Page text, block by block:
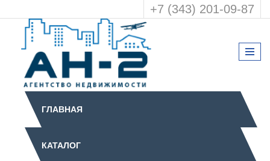
+7 (343) 201-09-87
ГЛАВНАЯ
КАТАЛОГ